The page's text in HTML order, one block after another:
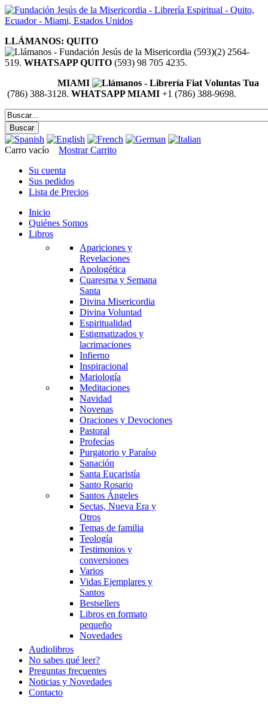
LLÁMANOS: QUITO
(593)(2) 2564-
519. WHATSAPP QUITO (593) 98 705 4235.
MIAMI
(786) 388-3128. WHATSAPP MIAMI +1 (786) 388-9698.
Carro vacío
Mostrar Carrito
Su cuenta
Sus pedidos
Lista de Precios
Inicio
Quiénes Somos
Libros
Apariciones y
Revelaciones
Apologética
Cuaresma y Semana
Santa
Divina Misericordia
Divina Voluntad
Espiritualidad
Estigmatizados y
lacrimaciones
Infierno
Inspiracional
Mariología
Meditaciones
Navidad
Novenas
Oraciones y Devociones
Pastoral
Profecías
Purgatorio y Paraíso
Sanación
Santa Eucaristía
Santo Rosario
Santos Ángeles
Sectas, Nueva Era y
Otros
Temas de familia
Teología
Testimonios y
conversiones
Varios
Vidas Ejemplares y
Santos
Bestsellers
Libros en formato
pequeño
Novedades
Audiolibros
No sabes qué leer?
Preguntas frecuentes
Noticias y Novedades
Contacto